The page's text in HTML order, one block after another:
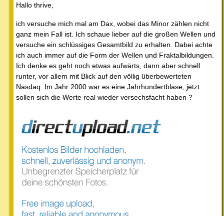
Hallo thrive,
ich versuche mich mal am Dax, wobei das Minor zählen nicht
ganz mein Fall ist. Ich schaue lieber auf die großen Wellen und
versuche ein schlüssiges Gesamtbild zu erhalten. Dabei achte
ich auch immer auf die Form der Wellen und Fraktalbildungen.
Ich denke es geht noch etwas aufwärts, dann aber schnell
runter, vor allem mit Blick auf den völlig überbewerteten
Nasdaq. Im Jahr 2000 war es eine Jahrhundertblase, jetzt
sollen sich die Werte real wieder versechsfacht haben ?